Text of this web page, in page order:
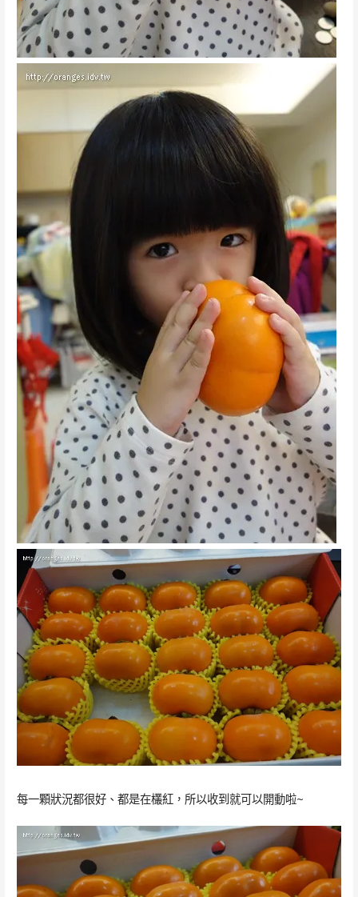
每一顆狀況都很好、都是在欉紅，所以收到就可以開動啦~